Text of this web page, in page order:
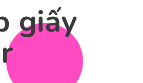
giấy